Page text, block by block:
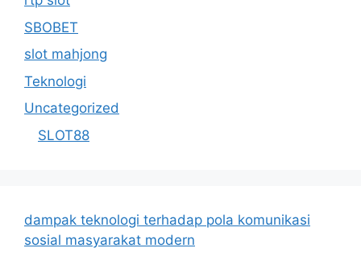
SBOBET
slot mahjong
Teknologi
Uncategorized
SLOT88
dampak teknologi terhadap pola komunikasi
sosial masyarakat modern